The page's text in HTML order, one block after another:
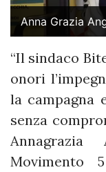
Anna Grazia
“Il sindaco
onori
la campagna
senza
Annagrazia
Movimento